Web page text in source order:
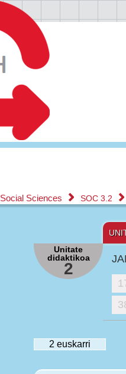
Social Sciences SOC 3.2
Unitate
didaktikoa
2
2 euskarri